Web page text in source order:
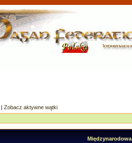
| Zobacz aktywne wątki